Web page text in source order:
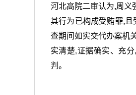
河北高院二审认为,周义
其行为已构成受贿罪,
查期间如实交代办案机
实清楚,证据确实、充
判。